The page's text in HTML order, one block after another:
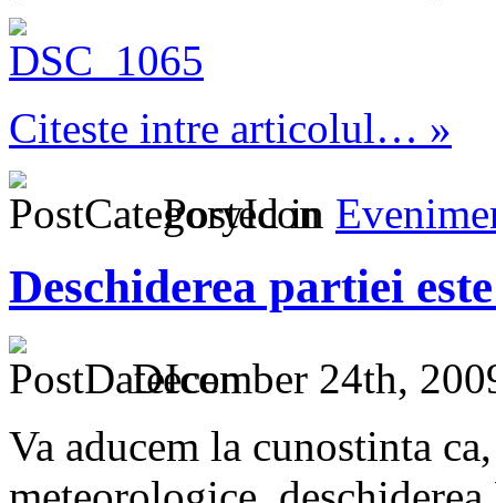
Citeste intre articolul… »
Posted in
Deschiderea partiei
December 24th,
Va aducem la cunostinta